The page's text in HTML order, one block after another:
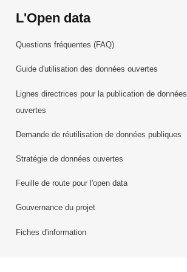
L'Open data
Questions fréquentes (FAQ)
Guide d'utilisation des données ouvertes
Lignes directrices pour la publication de données
ouvertes
Demande de réutilisation de données publiques
Stratégie de données ouvertes
Feuille de route pour l'open data
Gouvernance du projet
Fiches d'information